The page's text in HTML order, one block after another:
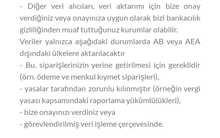
- Diğer veri alıcıları, veri aktarımı için bize onay
verdiğiniz veya onayınıza uygun olarak bizi bankacılık
gizliliğinden muaf tuttuğunuz kurumlar olabilir.
Veriler yalnızca aşağıdaki durumlarda AB veya AEA
dışındaki ülkelere aktarılacaktır
- Bu, siparişlerinizin yerine getirilmesi için gereklidir
(örn. ödeme ve menkul kıymet siparişleri),
- yasalar tarafından zorunlu kılınmıştır (örneğin vergi
yasası kapsamındaki raporlama yükümlülükleri),
- bize onayınızı verdiniz veya
- görevlendirilmiş veri işleme çerçevesinde.